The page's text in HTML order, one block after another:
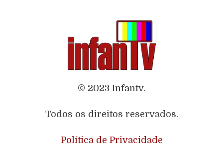
© 2023 Infantv.
Todos os direitos reservados.
Política de Privacidade